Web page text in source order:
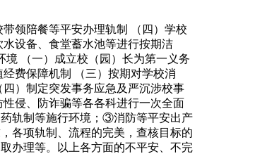
领陪餐等平安办理轨制 （四）学校
设备、食堂蓄水池等进行按期洁
（一）成立校（园）长为第一义务
费保障机制 （三）按期对学校消
）制定突发事务应急及严沉涉校事
侵、防诈骗等各各科进行一次全面
轨制等施行环境；③消防等平安出产
各项轨制、流程的完美，查核目标的
办理等。以上各方面的不平安、不完